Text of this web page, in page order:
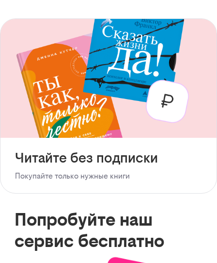
Читайте без подписки
Покупайте только нужные книги
Попробуйте наш
сервис бесплатно